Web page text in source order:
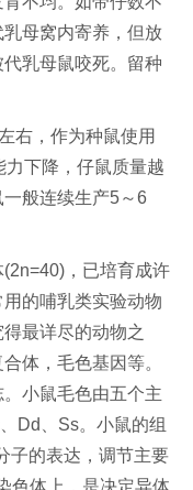
母窝内寄养，但放
乳母鼠咬死。留种
右，作为种鼠使用
下降，仔鼠质量越
般连续生产5～6
，已培育成许
的哺乳类实验动物
最详尽的动物之
体，毛色基因等。
小鼠毛色由五个主
Dd、Ss。小鼠的组
子的表达，调节主要
色体上，是决定异体